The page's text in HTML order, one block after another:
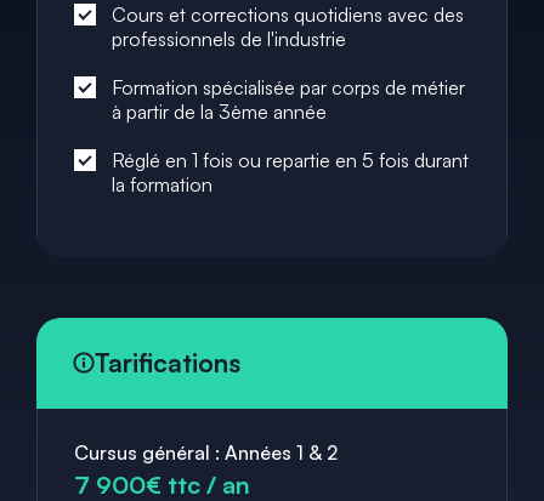
Cours et corrections quotidiens avec des
professionnels de l'industrie
Formation spécialisée par corps de métier
à partir de la 3ème année
Réglé en 1 fois ou repartie en 5 fois durant
la formation
Tarifications
Cursus général : Années 1 & 2
7 900€ ttc / an